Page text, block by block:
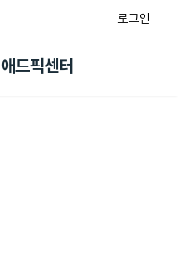
로그인
애드픽센터
멤버십 센터